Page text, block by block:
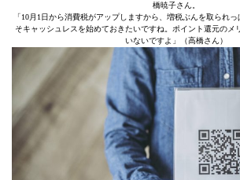
橋暁子さん。
「10月1日から消費税がアップしますから、増税ぶんを取られ
そキャッシュレスを始めておきたいですね。ポイント還元のメ
いないですよ」（高橋さん）